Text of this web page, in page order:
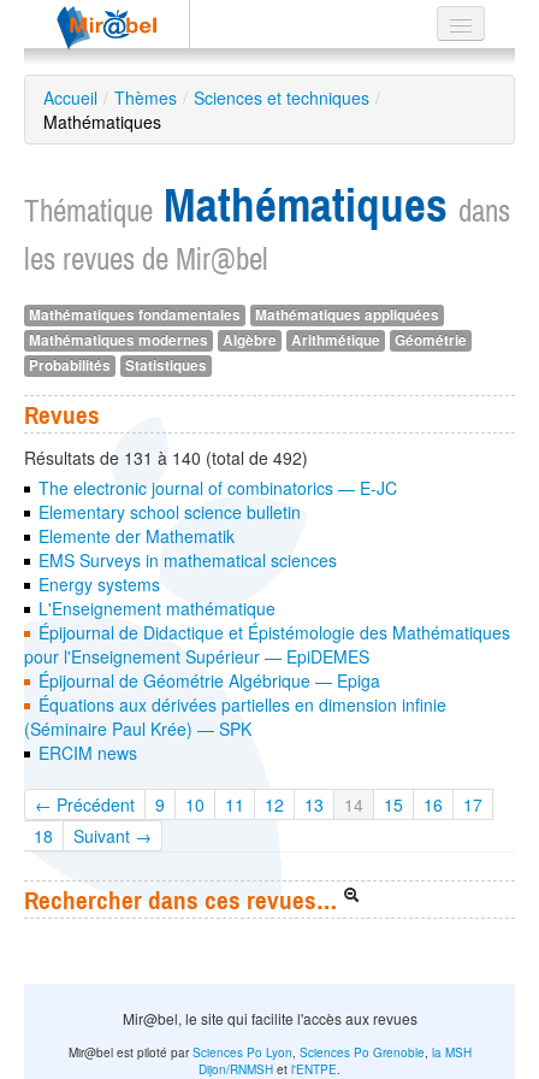
Le réseau
Soutien
avancée
EN
ES
?
Accueil / Thèmes / Sciences et techniques /
Mathématiques
Thématique Mathématiques dans
les revues de Mir@bel
Mathématiques fondamentales
Mathématiques appliquées
Mathématiques modernes
Algèbre Arithmétique
Géométrie
Probabilités
Statistiques
Revues
Résultats de 131 à 140 (total de 492)
The electronic journal of combinatorics — E-JC
Elementary school science bulletin
Elemente der Mathematik
EMS Surveys in mathematical sciences
Energy systems
L'Enseignement mathématique
Épijournal de Didactique et Épistémologie des Mathématiques
pour l'Enseignement Supérieur — EpiDEMES
Épijournal de Géométrie Algébrique — Epiga
Équations aux dérivées partielles en dimension infinie
(Séminaire Paul Krée) — SPK
ERCIM news
← Précédent 9 10 11 12 13 14 15 16
17
18
Suivant →
Rechercher dans ces revues…
Mir@bel, le site qui facilite l'accès aux revues
Mir@bel est piloté parSciences Po Lyon Sciences Po Grenoble, la MSH
Dijon/RNMSH et l'ENTPE